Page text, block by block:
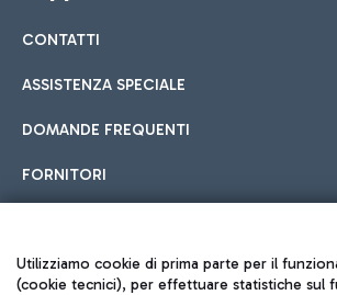
Cucina Internazionale
Hotel in aeroporto
Scegli l'alloggio più adatto e approfitta
all'aeroporto.
Car sharing
Con il Car Sharing è ancora più facile
CONTATTI
ASSISTENZA SPECIALE
DOMANDE FREQUENTI
FORNITORI
Seguici sui social
Utilizziamo cookie di prima parte per il
(cookie tecnici), per effettuare statistiche sul